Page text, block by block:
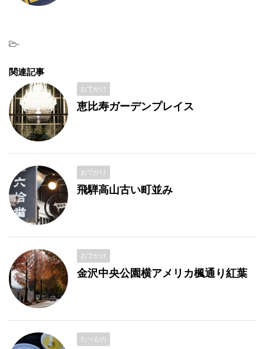
-
関連記事
おでかけ
恵比寿ガーデンプレイス
おでかけ
飛騨高山古い町並み
おでかけ
金沢中央公園横アメリカ楓通り紅葉
たべもの